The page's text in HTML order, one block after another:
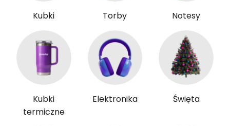
Kubki Torby Notesy
Kubki
termiczne
Elektronika Święta